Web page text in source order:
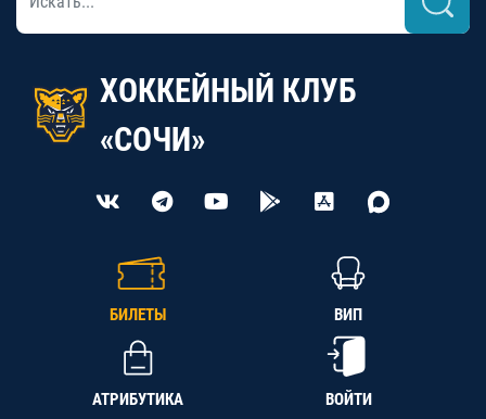
ХОККЕЙНЫЙ КЛУБ
«СОЧИ»
БИЛЕТЫ ВИП
АТРИБУТИКА ВОЙТИ